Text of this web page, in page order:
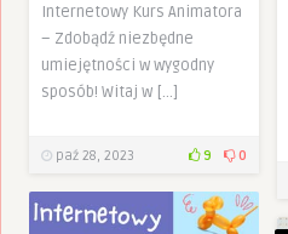
Internetowy Kurs Animatora
– Zdobądź niezbędne
umiejętności w wygodny
sposób! Witaj w […]
paź 28, 2023 9 0